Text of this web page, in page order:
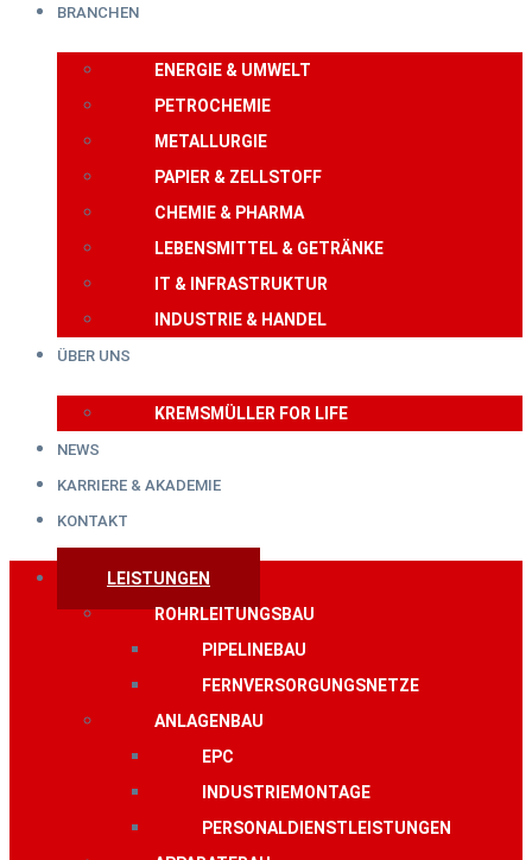
BRANCHEN
ENERGIE & UMWELT
PETROCHEMIE
METALLURGIE
PAPIER & ZELLSTOFF
CHEMIE & PHARMA
LEBENSMITTEL & GETRÄNKE
IT & INFRASTRUKTUR
INDUSTRIE & HANDEL
ÜBER UNS
KREMSMÜLLER FOR LIFE
NEWS
KARRIERE & AKADEMIE
KONTAKT
LEISTUNGEN
ROHRLEITUNGSBAU
PIPELINEBAU
FERNVERSORGUNGSNETZE
ANLAGENBAU
EPC
INDUSTRIEMONTAGE
PERSONALDIENSTLEISTUNGEN